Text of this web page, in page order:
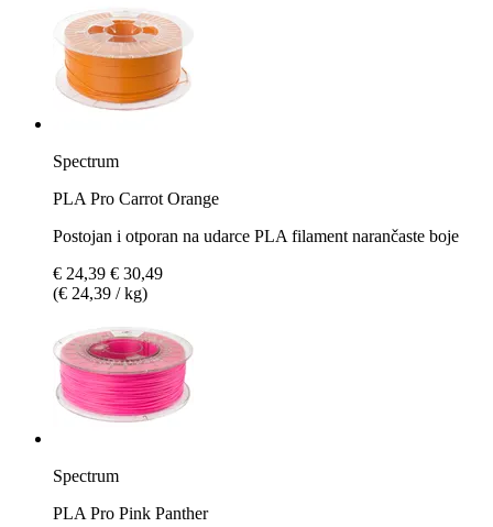
Spectrum
PLA Pro Carrot Orange
Postojan i otporan na udarce PLA filament narančaste boje
€ 24,39 € 30,49
(€ 24,39 / kg)
Spectrum
PLA Pro Pink Panther